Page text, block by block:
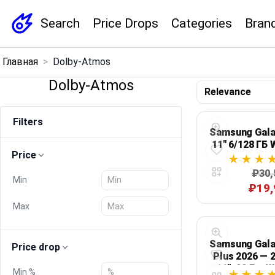
Search Price Drops Categories
Menu
Home
Search
Categories
Brands
Global Price Tracker
Главная > Dolby-Atmos
Dolby-Atmos
Filters
Price
Min
Max
Price drop
Min %
Samsung
11" 6/128 ГБ
Samsung
Plus 2026 —
11", 90 Гц,